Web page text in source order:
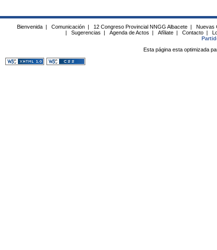
Bienvenida | Comunicación | 12 Congreso Provincial NNGG Albacete |
Nuevas
|
Sugerencias | Agenda de Actos | Afíliate | Contacto |
Esta página esta optimizada